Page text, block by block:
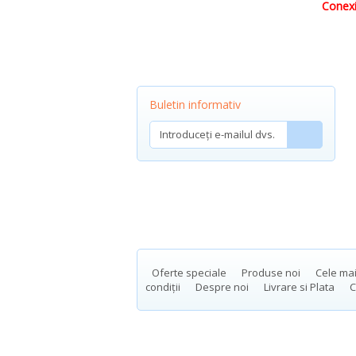
Buletin informativ
Oferte speciale Produse noi Cele
condiții
Despre noi Livrare si Plata